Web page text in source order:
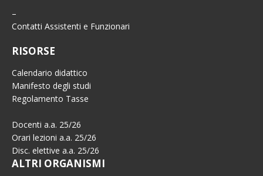
–
Contatti Assistenti e Funzionari
RISORSE
Calendario didattico
Manifesto degli studi
Regolamento Tasse
Docenti a.a. 25/26
Orari lezioni a.a. 25/26
Disc. elettive a.a. 25/26
ALTRI ORGANISMI